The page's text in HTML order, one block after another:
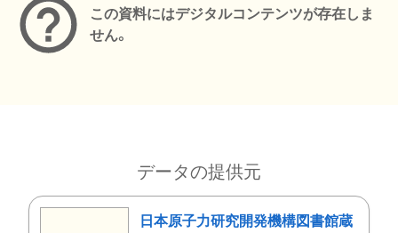
この資料にはデジタルコンテンツが存在しま
せん。
データの提供元
日本原子力研究開発機構図書館蔵